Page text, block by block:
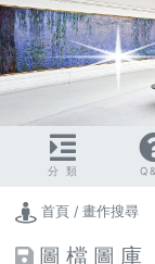
分 類
首頁 / 畫作搜尋
圖 檔 圖 庫